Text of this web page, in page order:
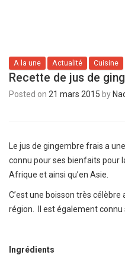
A la une Actualité Cuisine
Recette de jus de
Posted on 21 mars 2015 by
Le jus de gingembre frais a
connu pour ses bienfaits pour
Afrique et ainsi qu’en Asie.
C’est une boisson très célèbre
région. Il est également connu
Ingrédients